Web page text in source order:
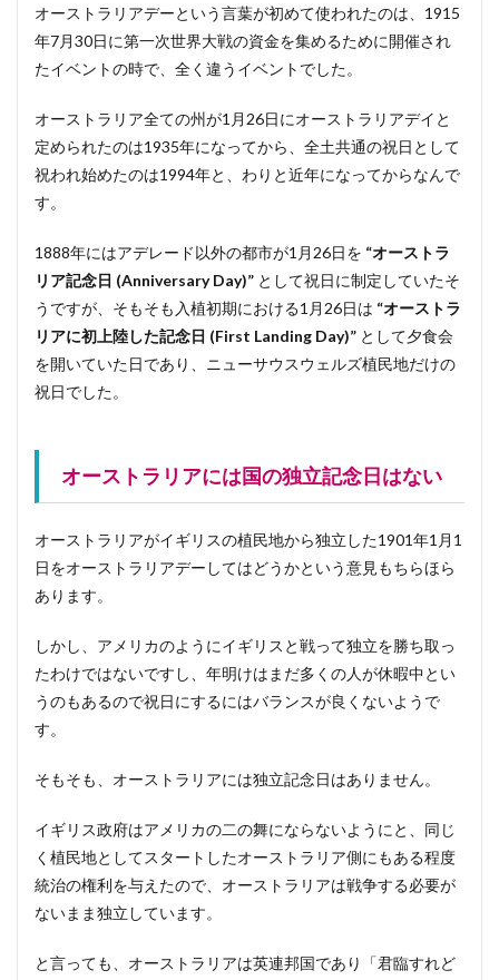
オーストラリアデーという言葉が初めて使われたのは、1915
年7月30日に第一次世界大戦の資金を集めるために開催され
たイベントの時で、全く違うイベントでした。
オーストラリア全ての州が1月26日にオーストラリアデイと
定められたのは1935年になってから、全土共通の祝日として
祝われ始めたのは1994年と、わりと近年になってからなんで
す。
1888年にはアデレード以外の都市が1月26日を “オーストラ
リア記念日 (Anniversary Day)” として祝日に制定していたそ
うですが、そもそも入植初期における1月26日は “オーストラ
リアに初上陸した記念日 (First Landing Day)” として夕食会
を開いていた日であり、ニューサウスウェルズ植民地だけの
祝日でした。
オーストラリアには国の独立記念日はない
オーストラリアがイギリスの植民地から独立した1901年1月1
日をオーストラリアデーしてはどうかという意見もちらほら
あります。
しかし、アメリカのようにイギリスと戦って独立を勝ち取っ
たわけではないですし、年明けはまだ多くの人が休暇中とい
うのもあるので祝日にするにはバランスが良くないようで
す。
そもそも、オーストラリアには独立記念日はありません。
イギリス政府はアメリカの二の舞にならないようにと、同じ
く植民地としてスタートしたオーストラリア側にもある程度
統治の権利を与えたので、オーストラリアは戦争する必要が
ないまま独立しています。
と言っても、オーストラリアは英連邦国であり「君臨すれど